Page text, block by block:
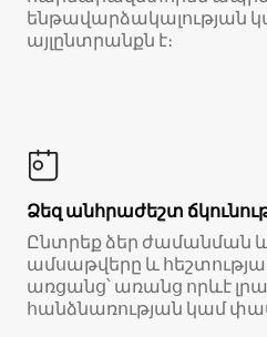
ենթավարձակալության
այլընտրանքն է։
Ձեզ անհրաժեշտ
Ընտրեք ձեր ժամանման
ամսաթվերը և
առցանց՝ առանց որևէ
հանձնառության կամ